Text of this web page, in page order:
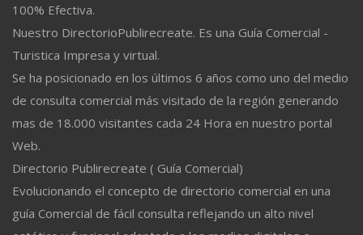
100% Efectiva.
Nuestro DirectorioPublirecreate. Es una Guía Comercial -
Turistica Impresa y virtual.
Se ha posicionado en los últimos 6 años como uno del medio
de consulta comercial más visitado de la región generando
mas de 18.000 visitantes cada 24 Hora en nuestro portal
Web.
Directorio Publirecreate ( Guía Comercial)
Evolucionando el concepto de directorio comercial en una
guía Comercial de fácil consulta reflejando un alto nivel